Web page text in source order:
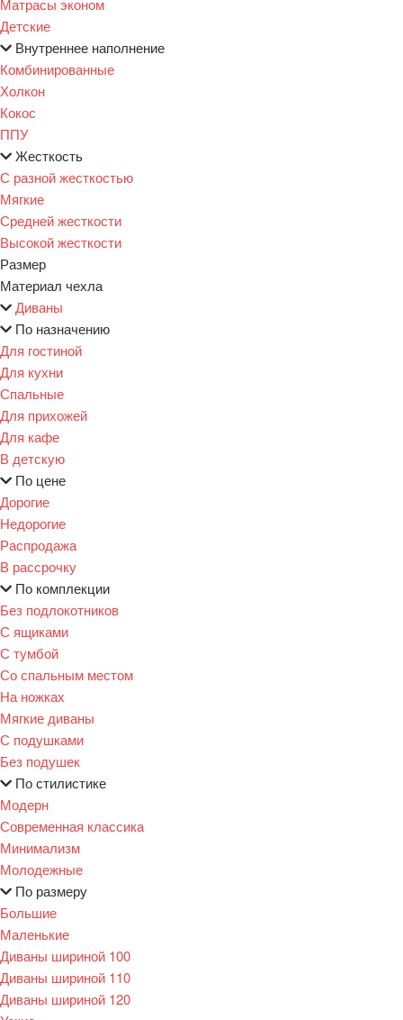
Матрасы эконом
Детские
Внутреннее наполнение
Комбинированные
Холкон
Кокос
ППУ
Жесткость
С разной жесткостью
Мягкие
Средней жесткости
Высокой жесткости
Размер
Материал чехла
Диваны
По назначению
Для гостиной
Для кухни
Спальные
Для прихожей
Для кафе
В детскую
По цене
Дорогие
Недорогие
Распродажа
В рассрочку
По комплекции
Без подлокотников
С ящиками
С тумбой
Со спальным местом
На ножках
Мягкие диваны
С подушками
Без подушек
По стилистике
Модерн
Современная классика
Минимализм
Молодежные
По размеру
Большие
Маленькие
Диваны шириной 100
Диваны шириной 110
Диваны шириной 120